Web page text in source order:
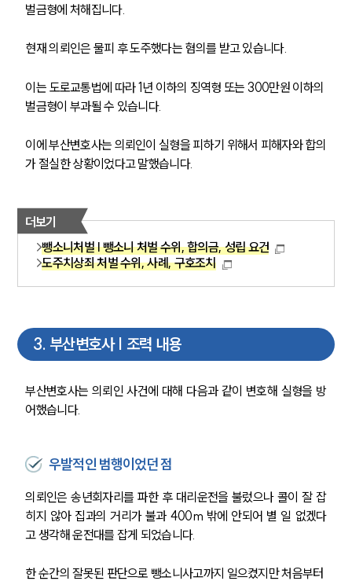
벌금형에 처해집니다.
현재 의뢰인은 물피 후 도주했다는 혐의를 받고 있습니다.
이는 도로교통법에 따라 1년 이하의 징역형 또는 300만원 이하의
벌금형이 부과될 수 있습니다.
이에 부산변호사는 의뢰인이 실형을 피하기 위해서 피해자와 합의
가 절실한 상황이었다고 말했습니다.
더보기
뺑소니처벌 | 뺑소니 처벌 수위, 합의금, 성립 요건
도주치상죄 처벌 수위, 사례, 구호조치
3. 부산변호사 | 조력 내용
부산변호사는 의뢰인 사건에 대해 다음과 같이 변호해 실형을 방
어했습니다.
우발적인 범행이었던 점
의뢰인은 송년회자리를 파한 후 대리운전을 불렀으나 콜이 잘 잡
히지 않아 집과의 거리가 불과 400m 밖에 안되어 별 일 없겠다
고 생각해 운전대를 잡게 되었습니다.
한 순간의 잘못된 판단으로 뺑소니사고까지 일으켰지만 처음부터